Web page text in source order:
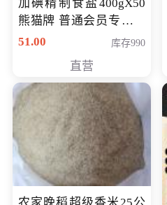
加碘精制食盐400gX50
熊猫牌 普通会员专享价
格50元
51.00 库存990
直营